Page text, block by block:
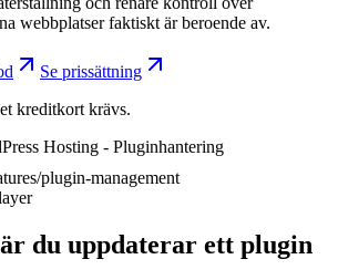
webbplatser faktiskt är beroende av.
Se prissättning
kreditkort krävs.
Hosting - Pluginhantering
plugin-management
du uppdaterar ett plugin